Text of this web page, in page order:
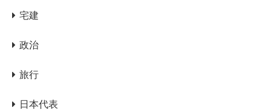
宅建
政治
旅行
日本代表